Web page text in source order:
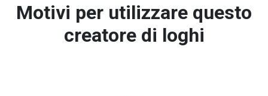
Motivi per utilizzare questo
creatore di loghi